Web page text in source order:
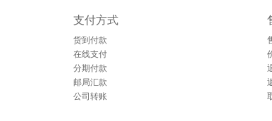
支付方式
货到付款
在线支付
分期付款
邮局汇款
公司转账